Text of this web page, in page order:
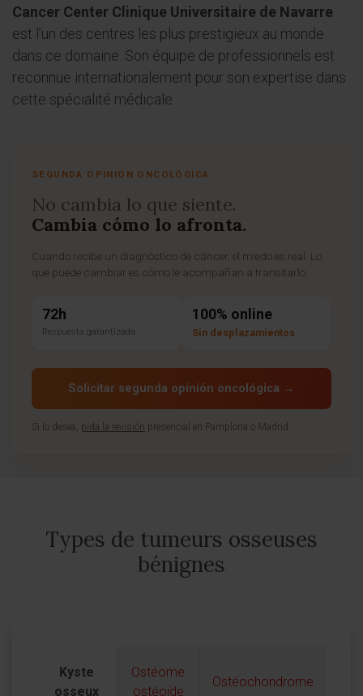
Cancer Center Clinique Universitaire de Navarre
est l’un des centres les plus prestigieux au monde
dans ce domaine. Son équipe de professionnels est
reconnue internationalement pour son expertise dans
cette spécialité médicale.
SEGUNDA OPINIÓN ONCOLÓGICA
No cambia lo que siente.
Cambia cómo lo afronta.
Cuando recibe un diagnóstico de cáncer, el miedo es real. Lo
que puede cambiar es cómo le acompañan a transitarlo.
72h
Respuesta garantizada
100% online
Sin desplazamientos
Solicitar segunda opinión oncológica →
Si lo desea, pida la revisión presencial en Pamplona o Madrid.
Types de tumeurs osseuses
bénignes
Kyste
osseux
Ostéome
ostéoïde
Ostéochondrome